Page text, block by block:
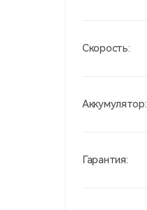
Скорость:
Аккумулятор:
Гарантия: